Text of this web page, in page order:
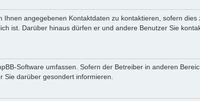
angegebenen Kontaktdaten zu kontaktieren, sofern dies
ist. Darüber hinaus dürfen er und andere Benutzer Sie
Software umfassen. Sofern der Betreiber in anderen
Sie darüber gesondert informieren.